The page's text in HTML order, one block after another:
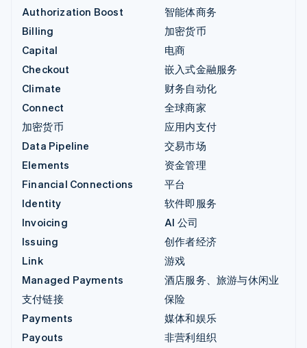
Authorization Boost
Billing
Capital
Checkout
Climate
Connect
加密货币
Data Pipeline
Elements
Financial Connections
Identity
Invoicing
Issuing
Link
Managed Payments
支付链接
Payments
Payouts
智能体商务
加密货币
电商
嵌入式金融服务
财务自动化
全球商家
应用内支付
交易市场
资金管理
平台
软件即服务
AI 公司
创作者经济
游戏
酒店服务、旅游与休闲业
保险
媒体和娱乐
非营利组织